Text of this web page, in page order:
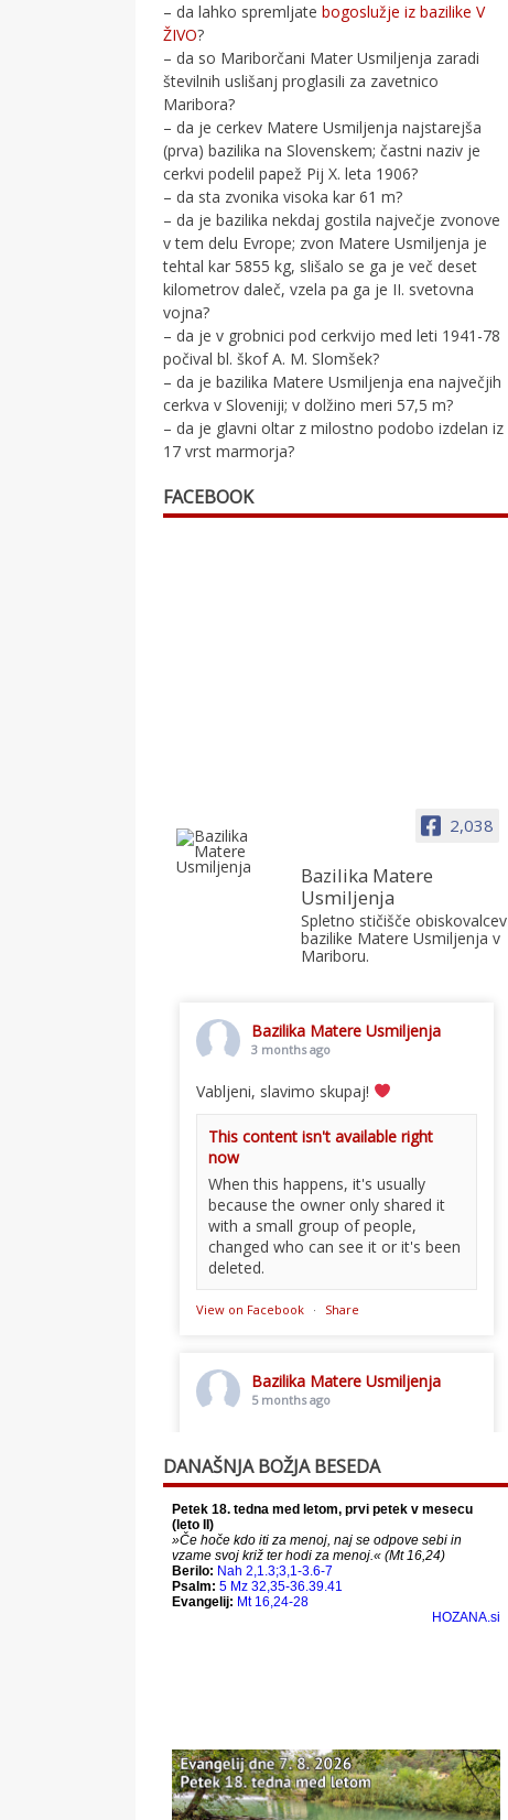
– da lahko spremljatebogoslužje iz bazilike V
ŽIVO?
– da so Mariborčani Mater Usmiljenja zaradi
številnih uslišanj proglasili za zavetnico
Maribora?
– da je cerkev Matere Usmiljenja najstarejša
(prva) bazilika na Slovenskem; častni naziv je
cerkvi podelil papež Pij X. leta 1906?
– da sta zvonika visoka kar 61 m?
– da je bazilika nekdaj gostila največje zvonove
v tem delu Evrope; zvon Matere Usmiljenja je
tehtal kar 5855 kg, slišalo se ga je več deset
kilometrov daleč, vzela pa ga je II. svetovna
vojna?
– da je v grobnici pod cerkvijo med leti 1941-78
počival bl. škof A. M. Slomšek?
– da je bazilika Matere Usmiljenja ena največjih
cerkva v Sloveniji; v dolžino meri 57,5 m?
– da je glavni oltar z milostno podobo izdelan iz
17 vrst marmorja?
FACEBOOK
2,038
Bazilika Matere
Usmiljenja
Spletno stičišče obiskovalcev
bazilike Matere Usmiljenja v
Mariboru.
Bazilika Matere Usmiljenja
3 months ago
Vabljeni, slavimo skupaj!
This content isn't available right
now
When this happens, it's usually
because the owner only shared it
with a small group of people,
changed who can see it or it's been
deleted.
View on Facebook · Share
Bazilika Matere Usmiljenja
5 months ago
This content isn't available right
now
When this happens, it's usually
because the owner only shared it
with a small group of people,
changed who can see it or it's been
12 months ago
Že 125 let - za vas.
www.bazilika.info/125-letnica-
DANAŠNJA BOŽJA BESEDA